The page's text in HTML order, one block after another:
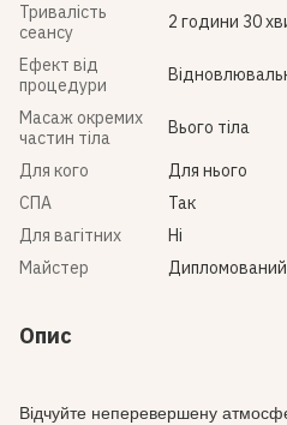
Тривалість
сеансу
2 години 30
Ефект від
процедури
Масаж окремих
частин тіла
Вього тіла
Для кого
Для нього
СПА
Так
Для вагітних
Ні
Майстер
Опис
Відчуйте неперевершену